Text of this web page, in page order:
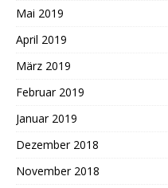
Mai 2019
April 2019
März 2019
Februar 2019
Januar 2019
Dezember 2018
November 2018